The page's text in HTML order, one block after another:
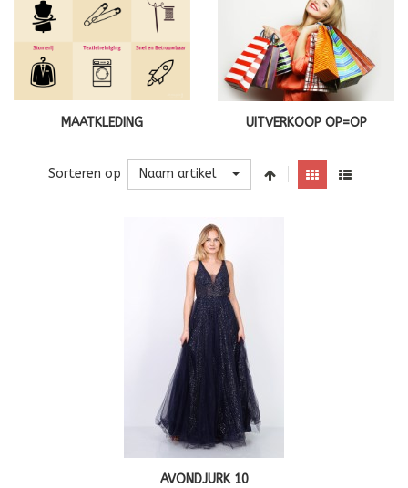
MAATKLEDING UITVERKOOP OP=OP
Sorteren op Naam artikel
AVONDJURK 10